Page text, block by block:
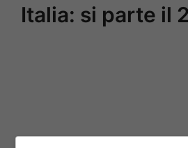
Italia: si parte il